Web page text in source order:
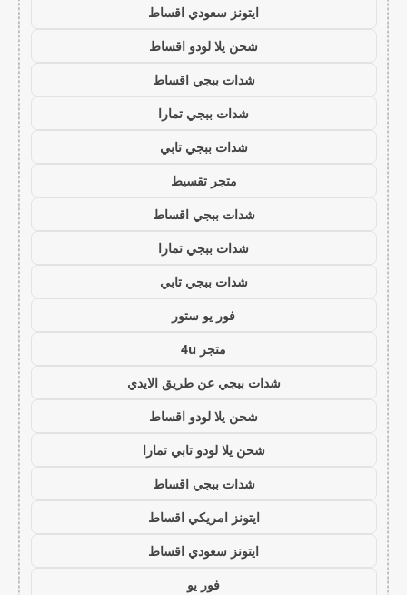
ايتونز سعودي اقساط
شحن يلا لودو اقساط
شدات ببجي اقساط
شدات ببجي تمارا
شدات ببجي تابي
متجر تقسيط
شدات ببجي اقساط
شدات ببجي تمارا
شدات ببجي تابي
فور يو ستور
متجر 4u
شدات ببجي عن طريق الايدي
شحن يلا لودو اقساط
شحن يلا لودو تابي تمارا
شدات ببجي اقساط
ايتونز امريكي اقساط
ايتونز سعودي اقساط
فور يو